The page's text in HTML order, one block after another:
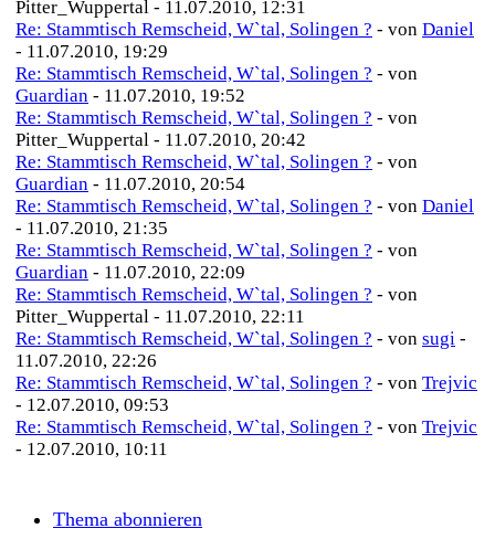
Pitter_Wuppertal - 11.07.2010, 12:31
Re: Stammtisch Remscheid, W`tal, Solingen ? - von Daniel
- 11.07.2010, 19:29
Re: Stammtisch Remscheid, W`tal, Solingen ? - von
Guardian - 11.07.2010, 19:52
Re: Stammtisch Remscheid, W`tal, Solingen ? - von
Pitter_Wuppertal - 11.07.2010, 20:42
Re: Stammtisch Remscheid, W`tal, Solingen ? - von
Guardian - 11.07.2010, 20:54
Re: Stammtisch Remscheid, W`tal, Solingen ? - von Daniel
- 11.07.2010, 21:35
Re: Stammtisch Remscheid, W`tal, Solingen ? - von
Guardian - 11.07.2010, 22:09
Re: Stammtisch Remscheid, W`tal, Solingen ? - von
Pitter_Wuppertal - 11.07.2010, 22:11
Re: Stammtisch Remscheid, W`tal, Solingen ? - von sugi -
11.07.2010, 22:26
Re: Stammtisch Remscheid, W`tal, Solingen ? - von Trejvic
- 12.07.2010, 09:53
Re: Stammtisch Remscheid, W`tal, Solingen ? - von Trejvic
- 12.07.2010, 10:11
Thema abonnieren